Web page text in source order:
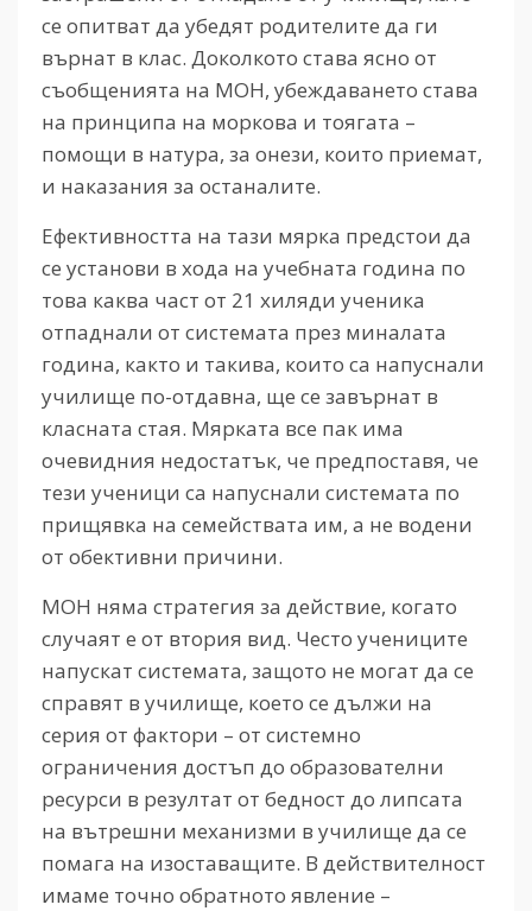
се опитват да убедят родителите да ги
върнат в клас. Доколкото става ясно от
съобщенията на МОН, убеждаването става
на принципа на моркова и тоягата –
помощи в натура, за онези, които приемат,
и наказания за останалите.
Ефективността на тази мярка предстои да
се установи в хода на учебната година по
това каква част от 21 хиляди ученика
отпаднали от системата през миналата
година, както и такива, които са напуснали
училище по-отдавна, ще се завърнат в
класната стая. Мярката все пак има
очевидния недостатък, че предпоставя, че
тези ученици са напуснали системата по
прищявка на семействата им, а не водени
от обективни причини.
МОН няма стратегия за действие, когато
случаят е от втория вид. Често учениците
напускат системата, защото не могат да се
справят в училище, което се дължи на
серия от фактори – от системно
ограничения достъп до образователни
ресурси в резултат от бедност до липсата
на вътрешни механизми в училище да се
помага на изоставащите. В действителност
имаме точно обратното явление –